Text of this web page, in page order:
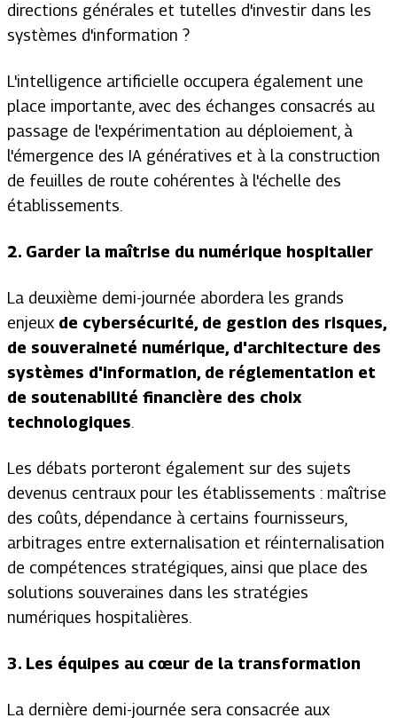
directions générales et tutelles d'investir dans les
systèmes d'information ?
L'intelligence artificielle occupera également une
place importante, avec des échanges consacrés au
passage de l'expérimentation au déploiement, à
l'émergence des IA génératives et à la construction
de feuilles de route cohérentes à l'échelle des
établissements.
2. Garder la maîtrise du numérique hospitalier
La deuxième demi-journée abordera les grands
enjeux de cybersécurité, de gestion des risques,
de souveraineté numérique, d'architecture des
systèmes d'information, de réglementation et
de soutenabilité financière des choix
technologiques.
Les débats porteront également sur des sujets
devenus centraux pour les établissements : maîtrise
des coûts, dépendance à certains fournisseurs,
arbitrages entre externalisation et réinternalisation
de compétences stratégiques, ainsi que place des
solutions souveraines dans les stratégies
numériques hospitalières.
3. Les équipes au cœur de la transformation
La dernière demi-journée sera consacrée aux